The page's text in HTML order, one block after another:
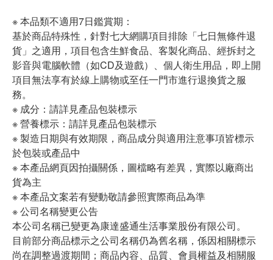
※ 本品類不適用7日鑑賞期：
基於商品特殊性，針對七大網購項目排除「七日無條件退
貨」之適用，項目包含生鮮食品、客製化商品、經拆封之
影音與電腦軟體（如CD及遊戲）、個人衛生用品，即上開
項目無法享有於線上購物或至任一門市進行退換貨之服
務。
※ 成分：請詳見產品包裝標示
※ 營養標示：請詳見產品包裝標示
※ 製造日期與有效期限，商品成分與適用注意事項皆標示
於包裝或產品中
※ 本產品網頁因拍攝關係，圖檔略有差異，實際以廠商出
貨為主
※ 本產品文案若有變動敬請參照實際商品為準
※ 公司名稱變更公告
本公司名稱已變更為康達盛通生活事業股份有限公司。
目前部分商品標示之公司名稱仍為舊名稱，係因相關標示
尚在調整過渡期間；商品內容、品質、會員權益及相關服